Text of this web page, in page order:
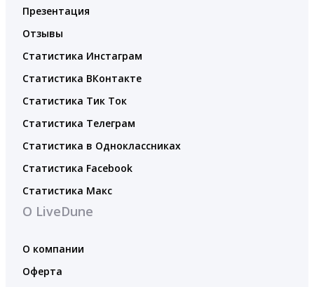
Презентация
Отзывы
Статистика Инстаграм
Статистика ВКонтакте
Статистика Тик Ток
Статистика Телеграм
Статистика в Одноклассниках
Статистика Facebook
Статистика Макс
О LiveDune
О компании
Оферта